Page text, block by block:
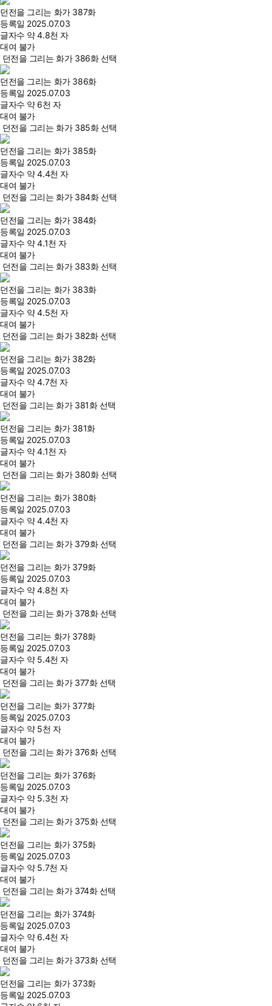
던전을 그리는 화가 387화
등록일 2025.07.03
글자수 약 4.8천 자
대여 불가
던전을 그리는 화가 386화 선택
던전을 그리는 화가 386화
등록일 2025.07.03
글자수 약 6천 자
대여 불가
던전을 그리는 화가 385화 선택
던전을 그리는 화가 385화
등록일 2025.07.03
글자수 약 4.4천 자
대여 불가
던전을 그리는 화가 384화 선택
던전을 그리는 화가 384화
등록일 2025.07.03
글자수 약 4.1천 자
대여 불가
던전을 그리는 화가 383화 선택
던전을 그리는 화가 383화
등록일 2025.07.03
글자수 약 4.5천 자
대여 불가
던전을 그리는 화가 382화 선택
던전을 그리는 화가 382화
등록일 2025.07.03
글자수 약 4.7천 자
대여 불가
던전을 그리는 화가 381화 선택
던전을 그리는 화가 381화
등록일 2025.07.03
글자수 약 4.1천 자
대여 불가
던전을 그리는 화가 380화 선택
던전을 그리는 화가 380화
등록일 2025.07.03
글자수 약 4.4천 자
대여 불가
던전을 그리는 화가 379화 선택
던전을 그리는 화가 379화
등록일 2025.07.03
글자수 약 4.8천 자
대여 불가
던전을 그리는 화가 378화 선택
던전을 그리는 화가 378화
등록일 2025.07.03
글자수 약 5.4천 자
대여 불가
던전을 그리는 화가 377화 선택
던전을 그리는 화가 377화
등록일 2025.07.03
글자수 약 5천 자
대여 불가
던전을 그리는 화가 376화 선택
던전을 그리는 화가 376화
등록일 2025.07.03
글자수 약 5.3천 자
대여 불가
던전을 그리는 화가 375화 선택
던전을 그리는 화가 375화
등록일 2025.07.03
글자수 약 5.7천 자
대여 불가
던전을 그리는 화가 374화 선택
던전을 그리는 화가 374화
등록일 2025.07.03
글자수 약 6.4천 자
대여 불가
던전을 그리는 화가 373화 선택
던전을 그리는 화가 373화
등록일 2025.07.03